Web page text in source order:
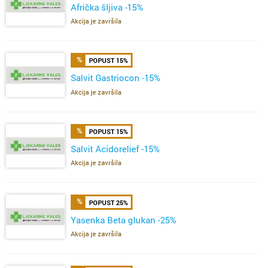
Afrička šljiva -15%
Akcija je završila
POPUST 15%
Salvit Gastriocon -15%
Akcija je završila
POPUST 15%
Salvit Acidorelief -15%
Akcija je završila
POPUST 25%
Yasenka Beta glukan -25%
Akcija je završila